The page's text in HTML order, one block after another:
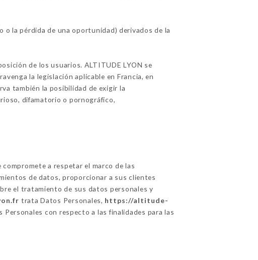
o la pérdida de una oportunidad) derivados de la
de los usuarios. ALTITUDE LYON se
la legislación aplicable en Francia, en
también la posibilidad de exigir la
difamatorio o pornográfico,
compromete a respetar el marco de las
de datos, proporcionar a sus clientes
el tratamiento de sus datos personales y
trata Datos Personales, https://altitude-
con respecto a las finalidades para las